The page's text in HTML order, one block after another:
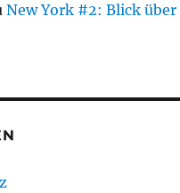
New York #2: Blick über